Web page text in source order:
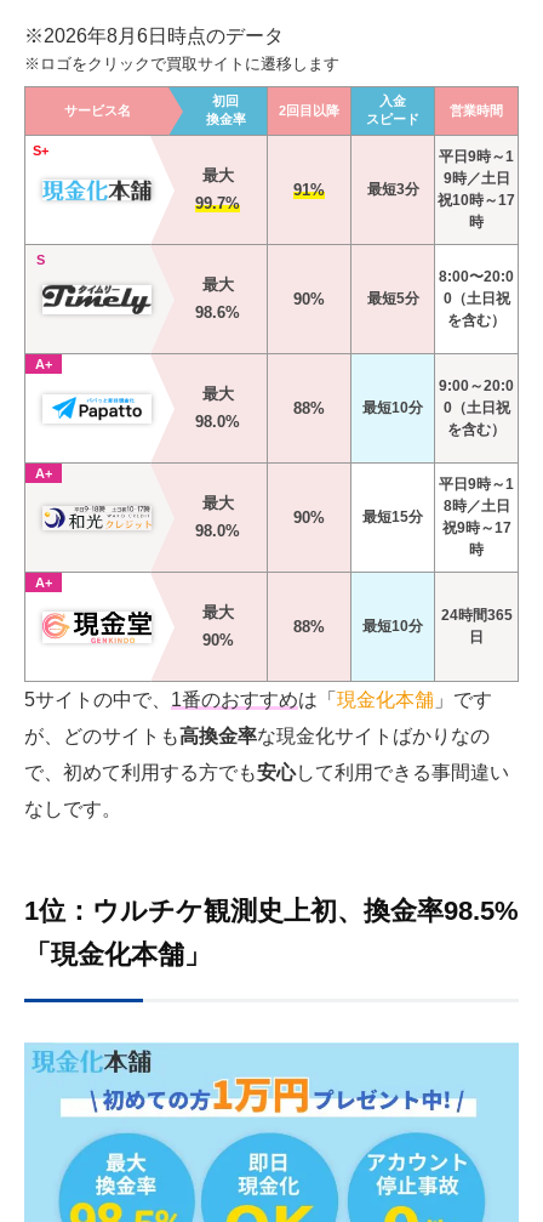
※2026年8月6日時点のデータ
※ロゴをクリックで買取サイトに遷移します
サービス名
初回
換金率
2回目以降
入金
スピード
営業時間
S+
最大
99.7%
91% 最短3分
平日9時～1
9時／土日
祝10時～17
時
S
最大
98.6%
90% 最短5分
8:00〜20:0
0（土日祝
を含む）
A+
最大
98.0%
88% 最短10分
9:00～20:0
0（土日祝
を含む）
A+
最大
98.0%
90% 最短15分
平日9時～1
8時／土日
祝9時～17
時
A+
最大
90%
88% 最短10分
24時間365
日
5サイトの中で、 1番のおすすめは「 現金化本舗 」です
が、どのサイトも高換金率な現金化サイトばかりなの
で、初めて利用する方でも安心して利用できる事間違い
なしです。
1位：ウルチケ観測史上初、換金率98.5%
「現金化本舗」